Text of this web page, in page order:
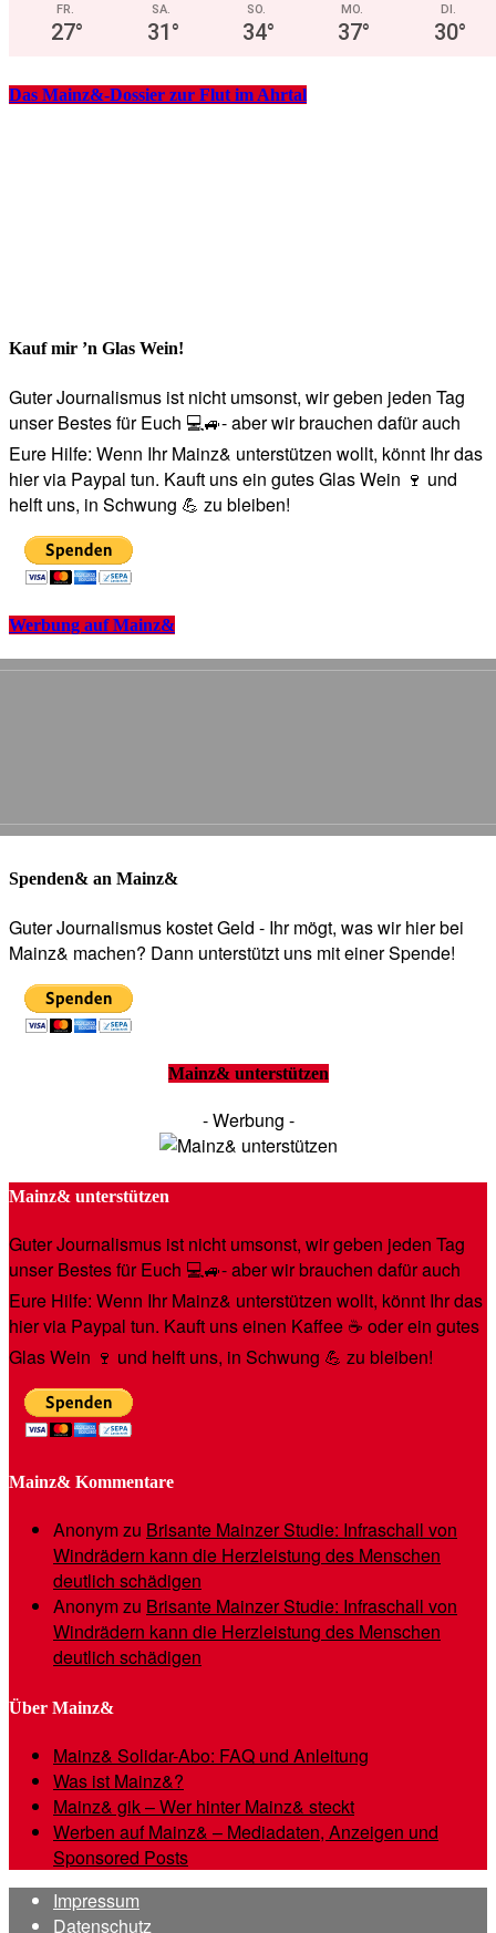
FR.
27°
SA.
31°
SO.
34°
MO.
37°
DI.
30°
Das Mainz&-Dossier zur Flut im Ahrtal
Kauf mir ’n Glas Wein!
Guter Journalismus ist nicht umsonst, wir geben jeden Tag
unser Bestes für Euch 💻🚙- aber wir brauchen dafür auch
Eure Hilfe: Wenn Ihr Mainz& unterstützen wollt, könnt Ihr das
hier via Paypal tun. Kauft uns ein gutes Glas Wein 🍷 und
helft uns, in Schwung 💪 zu bleiben!
Werbung auf Mainz&
Spenden& an Mainz&
Guter Journalismus kostet Geld - Ihr mögt, was wir hier bei
Mainz& machen? Dann unterstützt uns mit einer Spende!
Mainz& unterstützen
- Werbung -
Mainz& unterstützen
Guter Journalismus ist nicht umsonst, wir geben jeden Tag
unser Bestes für Euch 💻🚙- aber wir brauchen dafür auch
Eure Hilfe: Wenn Ihr Mainz& unterstützen wollt, könnt Ihr das
hier via Paypal tun. Kauft uns einen Kaffee ☕️ oder ein gutes
Glas Wein 🍷 und helft uns, in Schwung 💪 zu bleiben!
Mainz& Kommentare
Anonymzu Brisante Mainzer Studie: Infraschall von
Windrädern kann die Herzleistung des Menschen
deutlich schädigen
Anonymzu Brisante Mainzer Studie: Infraschall von
Windrädern kann die Herzleistung des Menschen
deutlich schädigen
Über Mainz&
Mainz& Solidar-Abo: FAQ und Anleitung
Was ist Mainz&?
Mainz& gik – Wer hinter Mainz& steckt
Werben auf Mainz& – Mediadaten, Anzeigen und
Sponsored Posts
Impressum
Datenschutz